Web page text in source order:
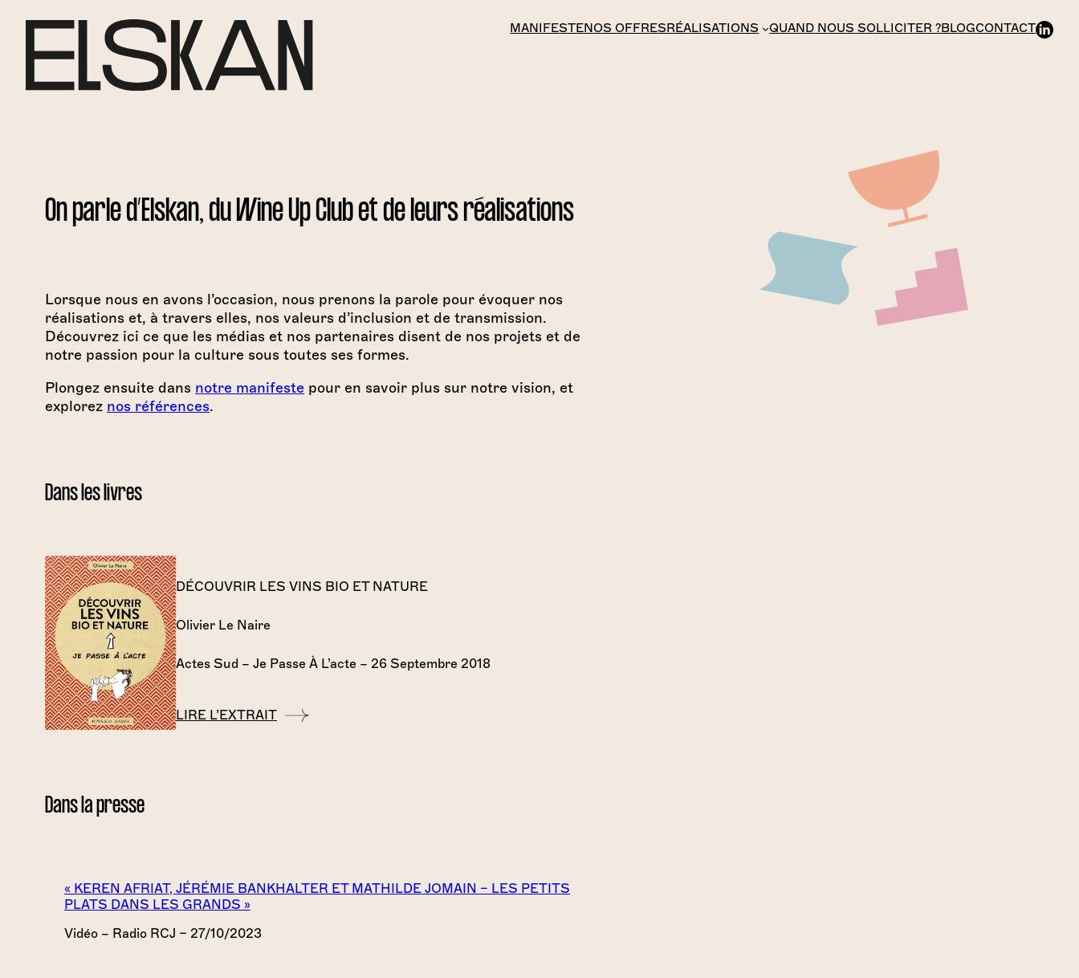
contenu
MANIFESTENOS OFFRESRÉALISATIONS QUAND NOUS SOLLICITER ?BLOGCONTACT
On parle d’Elskan, du Wine Up Club et de leurs réalisations
Lorsque nous en avons l’occasion, nous prenons la parole pour évoquer nos
réalisations et, à travers elles, nos valeurs d’inclusion et de transmission.
Découvrez ici ce que les médias et nos partenaires disent de nos projets et de
notre passion pour la culture sous toutes ses formes.
Plongez ensuite dans notre manifeste pour en savoir plus sur notre vision, et
explorez nos références.
Dans les livres
DÉCOUVRIR LES VINS BIO ET NATURE
Olivier Le Naire
Actes Sud – Je Passe À L’acte – 26 Septembre 2018
LIRE L’EXTRAIT
Dans la presse
« KEREN AFRIAT, JÉRÉMIE BANKHALTER ET MATHILDE JOMAIN – LES PETITS
PLATS DANS LES GRANDS »
Vidéo – Radio RCJ – 27/10/2023